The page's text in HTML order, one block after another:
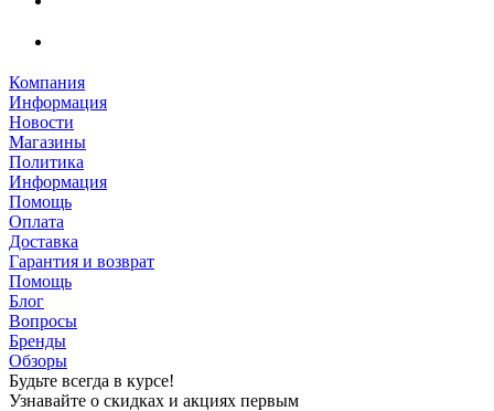
Компания
Информация
Новости
Магазины
Политика
Информация
Помощь
Оплата
Доставка
Гарантия и возврат
Помощь
Блог
Вопросы
Бренды
Обзоры
Будьте всегда в курсе!
Узнавайте о скидках и акциях первым